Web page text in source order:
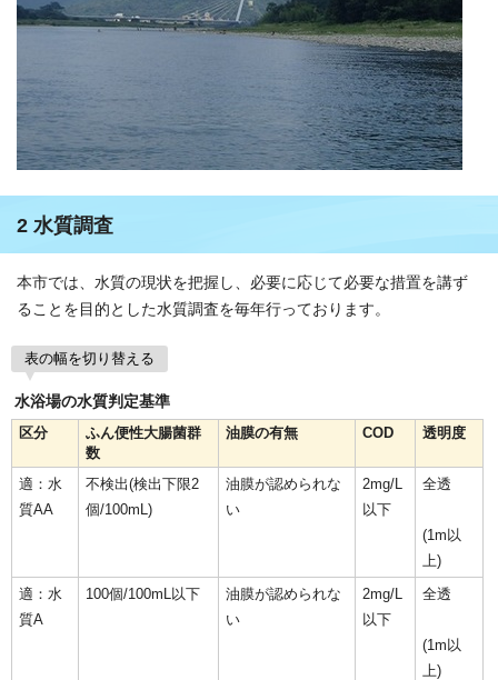
2 水質調査
本市では、水質の現状を把握し、必要に応じて必要な措置を講ず
ることを目的とした水質調査を毎年行っております。
表の幅を切り替える
水浴場の水質判定基準
区分
ふん便性大腸菌群
数
油膜の有無 COD 透明度
適：水
質AA
不検出(検出下限2
個/100mL)
油膜が認められな
い
2mg/L
以下
全透
(1m以
上)
適：水
質A
100個/100mL以下
油膜が認められな
い
2mg/L
以下
全透
(1m以
上)